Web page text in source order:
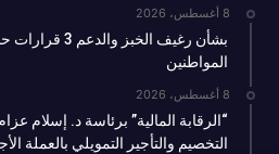
8 أغسطس، 2026
بشأن رغيف
المواطنين
8 أغسطس، 2026
“الرقابة المالية” برئاسة د. إسلام
التخصيم والتأجير التمويلي بالعملة